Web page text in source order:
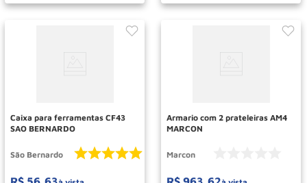
Caixa para ferramentas CF43
SAO BERNARDO
São Bernardo
Armario com 2 prateleiras AM4
MARCON
Marcon